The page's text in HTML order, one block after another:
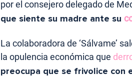
por el consejero delegado de
que siente su madre ante su
La colaboradora de ‘Sálvame’
la opulencia económica que
preocupa que se frivolice con